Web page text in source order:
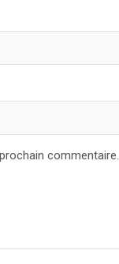
commentaire.